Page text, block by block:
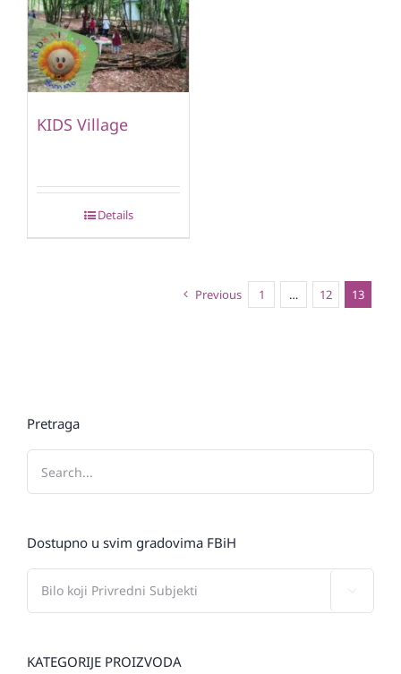
KIDS Village
Details
Previous 1 … 12 13
Pretraga
Dostupno u svim gradovima FBiH
KATEGORIJE PROIZVODA